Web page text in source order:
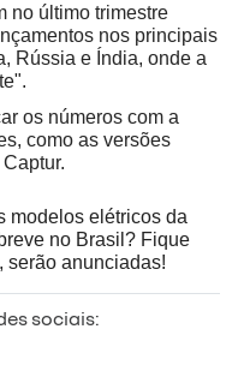
no último trimestre
nos principais
Rússia e Índia, onde a
os números com a
como as versões
modelos elétricos da
no Brasil? Fique
serão anunciadas!
sociais: